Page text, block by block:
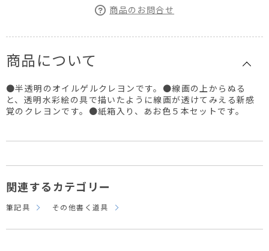
商品のお問合せ
商品について
●半透明のオイルゲルクレヨンです。●線画の上からぬる
と、透明水彩絵の具で描いたように線画が透けてみえる新感
覚のクレヨンです。●紙箱入り、あお色５本セットです。
関連するカテゴリー
筆記具 その他書く道具